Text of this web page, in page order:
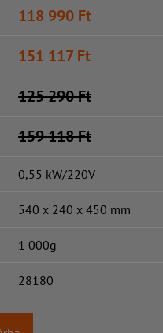
118 990 Ft
151 117 Ft
125 290Ft
159 118Ft
0,55 kW/220V
540 x 240 x 450 mm
1 000g
28180